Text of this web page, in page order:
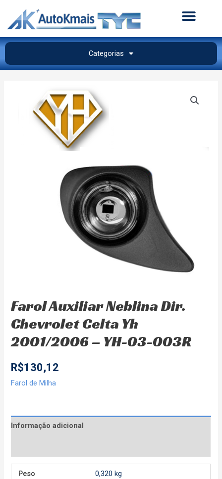
Categorias
Farol Auxiliar Neblina Dir.
Chevrolet Celta Yh
2001/2006 – YH-03-003R
R$130,12
Farol de Milha
Informação adicional
Peso 0,320 kg